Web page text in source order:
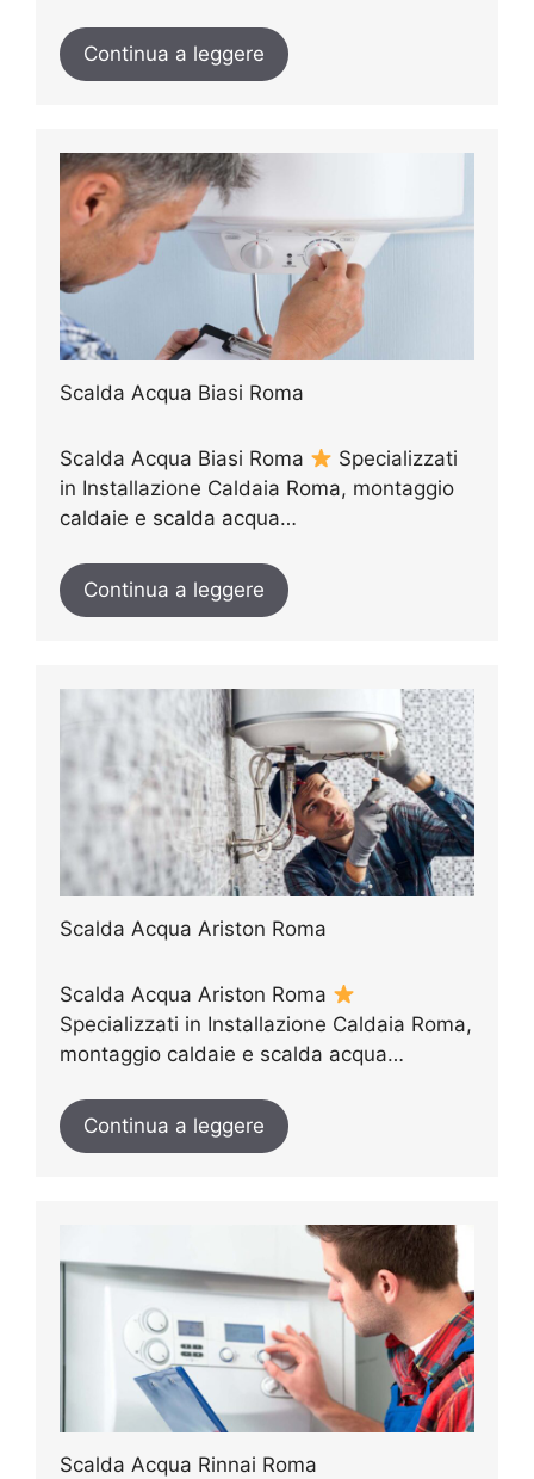
Continua a leggere
Scalda Acqua Biasi Roma
Scalda Acqua Biasi Roma
Specializzati
in Installazione Caldaia Roma, montaggio
caldaie e scalda acqua…
Continua a leggere
Scalda Acqua Ariston Roma
Scalda Acqua Ariston Roma
Specializzati in Installazione Caldaia Roma,
montaggio caldaie e scalda acqua…
Continua a leggere
Scalda Acqua Rinnai Roma